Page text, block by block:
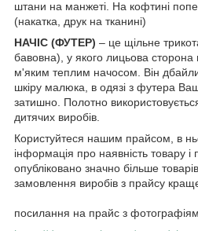
штани на манжеті. На кофтині
(накатка, друк на тканині)
НАЧІС (ФУТЕР) – це щільне
бавовна), у якого лицьова сторона
м'яким теплим начосом. Він
шкіру малюка, в одязі з футера
затишно. Полотно
дитячих виробів.
Користуйтеся нашим прайсом, в
інформація про наявність товару і
опубліковано значно більше
замовлення виробів з прайсу
посилання на прайс з